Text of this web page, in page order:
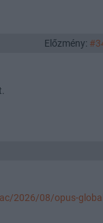
Előzmény:
2026/08/opus-